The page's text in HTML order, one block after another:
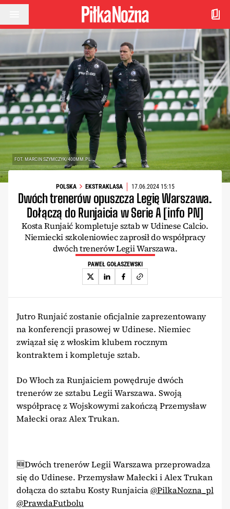
Przejdź do treści
FOT. MARCIN SZYMCZYK/400MM.PL
POLSKA EKSTRAKLASA 17.06.2024 15:15
Dwóch trenerów opuszcza Legię Warszawa.
Dołączą do Runjaicia w Serie A [info PN]
Kosta Runjaić kompletuje sztab w Udinese Calcio.
Niemiecki szkoleniowiec zaprosił do współpracy
dwóch trenerów Legii Warszawa.
PAWEŁ GOŁASZEWSKI
Jutro Runjaić zostanie oficjalnie zaprezentowany
na konferencji prasowej w Udinese. Niemiec
związał się z włoskim klubem rocznym
kontraktem i kompletuje sztab.
Do Włoch za Runjaiciem powędruje dwóch
trenerów ze sztabu Legii Warszawa. Swoją
współpracę z Wojskowymi zakończą Przemysław
Małecki oraz Alex Trukan.
🆕Dwóch trenerów Legii Warszawa przeprowadza
się do Udinese. Przemysław Małecki i Alex Trukan
dołącza do sztabu Kosty Runjaicia@PilkaNozna_pl
@PrawdaFutbolu